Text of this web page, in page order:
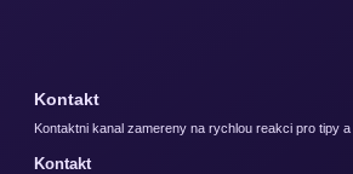
Kontakt
Kontaktni kanal zamereny na rychlou reakci pro tipy a
Kontakt